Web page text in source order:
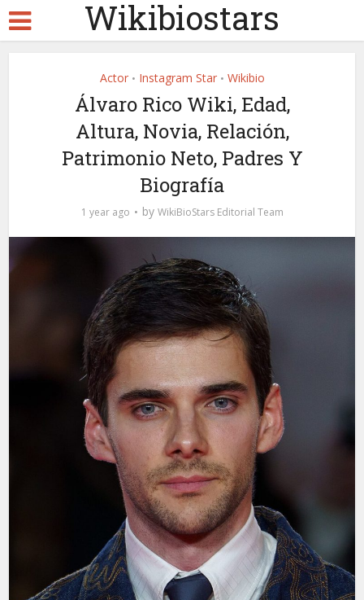
Wikibiostars
Actor • Instagram Star • Wikibio
Álvaro Rico Wiki, Edad,
Altura, Novia, Relación,
Patrimonio Neto, Padres Y
Biografía
1 year ago by WikiBioStars Editorial Team